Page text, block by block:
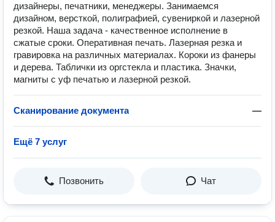
дизайнеры, печатники, менеджеры. Занимаемся
дизайном, версткой, полиграфией, сувениркой и лазерной
резкой. Наша задача - качественное исполнение в
сжатые сроки. Оперативная печать. Лазерная резка и
гравировка на различных материалах. Короки из фанеры
и дерева. Таблички из оргстекла и пластика. Значки,
магниты с уф печатью и лазерной резкой.
Сканирование документа —
Ещё 7 услуг
Позвонить Чат